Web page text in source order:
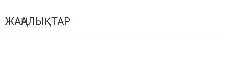
ЖАҢАЛЫҚТАР